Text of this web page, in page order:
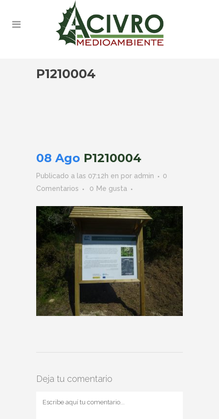
P1210004
08 Ago P1210004
Publicado a las 07:12h en por admin
0
Comentarios
0 Me gusta
Deja tu comentario